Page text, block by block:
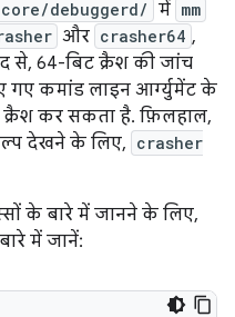
debuggerd/ में mm
और crasher64 ,
से, 64-बिट क्रैश की जांच
गए कमांड लाइन आर्ग्युमेंट के
कर सकता है. फ़िलहाल,
देखने के लिए, crasher
के बारे में जानने के लिए,
में जानें: